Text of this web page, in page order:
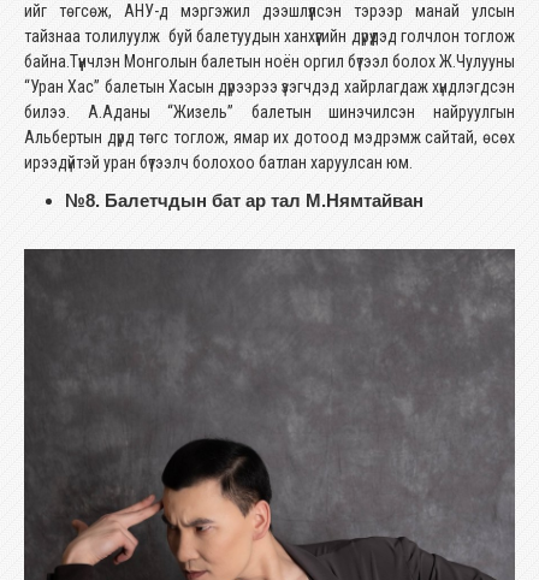
ийг төгсөж, АНУ-д мэргэжил дээшлүүлсэн тэрээр манай улсын
тайзнаа толилуулж буй балетуудын ханхүүгийн дүрүүдэд голчлон тоглож
байна.Түүнчлэн Монголын балетын ноён оргил бүтээл болох Ж.Чулууны
“Уран Хас” балетын Хасын дүрээрээ үзэгчдэд хайрлагдаж хүндлэгдсэн
билээ. А.Аданы “Жизель” балетын шинэчилсэн найруулгын
Альбертын дүрд төгс тоглож, ямар их дотоод мэдрэмж сайтай, өсөх
ирээдүйтэй уран бүтээлч болохоо батлан харуулсан юм.
№8. Балетчдын бат ар тал М.Нямтайван